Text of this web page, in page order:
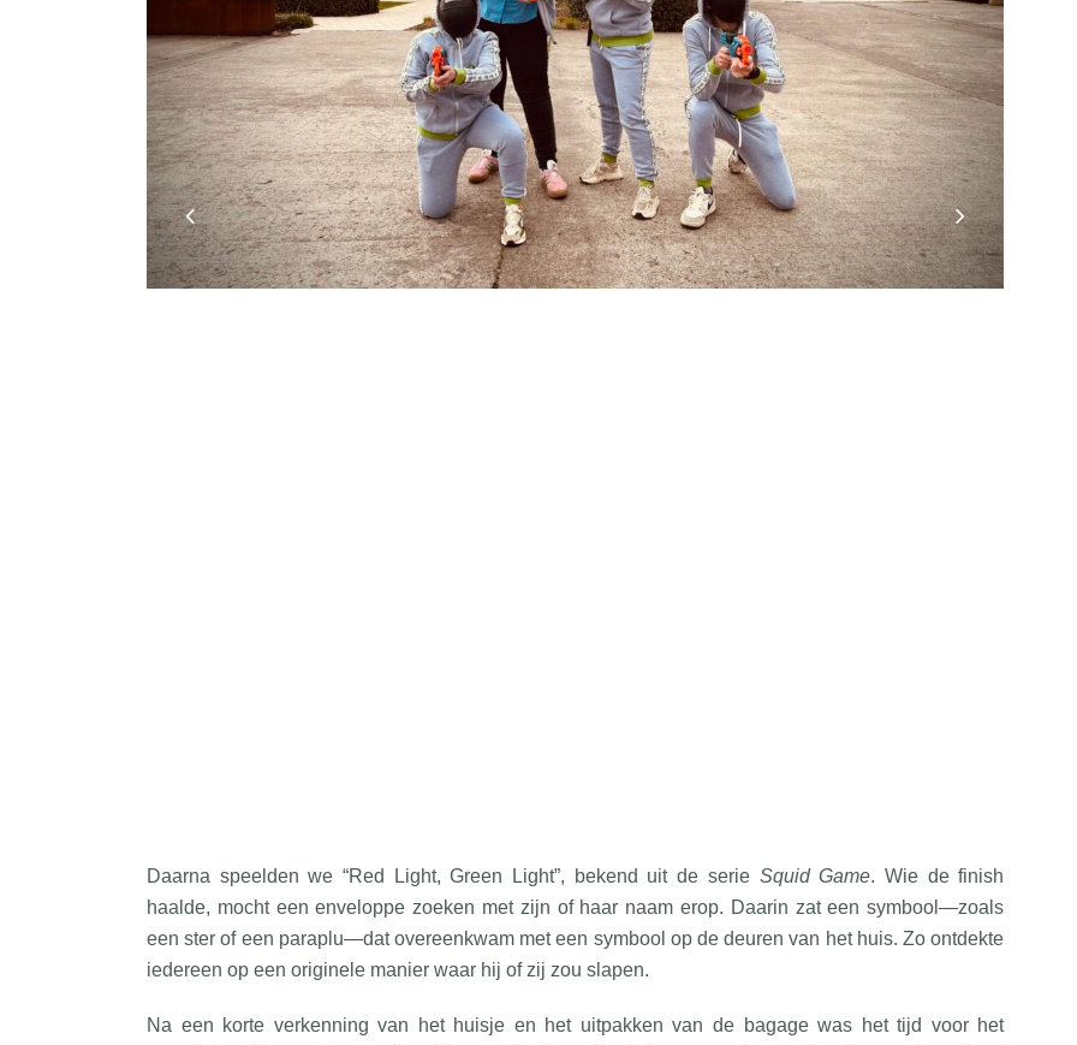
Daarna speelden we “Red Light, Green Light”, bekend uit de serie Squid Game. Wie de finish
haalde, mocht een enveloppe zoeken met zijn of haar naam erop. Daarin zat een symbool—zoals
een ster of een paraplu—dat overeenkwam met een symbool op de deuren van het huis. Zo ontdekte
iedereen op een originele manier waar hij of zij zou slapen.
Na een korte verkenning van het huisje en het uitpakken van de bagage was het tijd voor het